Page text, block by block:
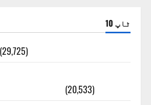
ٹاپ 10
(29,725)
(20,533)